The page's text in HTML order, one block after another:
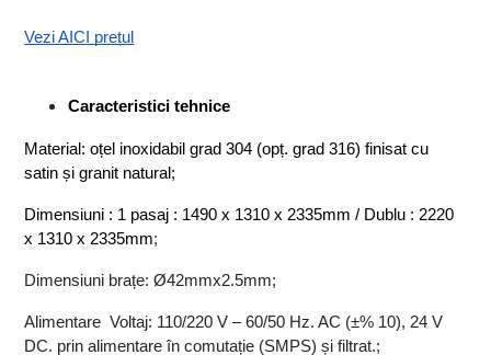
Vezi AICI prețul
Caracteristici tehnice
Material: oțel inoxidabil grad 304 (opț. grad 316) finisat cu
satin și granit natural;
Dimensiuni : 1 pasaj : 1490 x 1310 x 2335mm / Dublu : 2220
x 1310 x 2335mm;
Dimensiuni brațe: Ø42mmx2.5mm;
Alimentare  Voltaj: 110/220 V – 60/50 Hz. AC (±% 10), 24 V
DC. prin alimentare în comutație (SMPS) și filtrat.;